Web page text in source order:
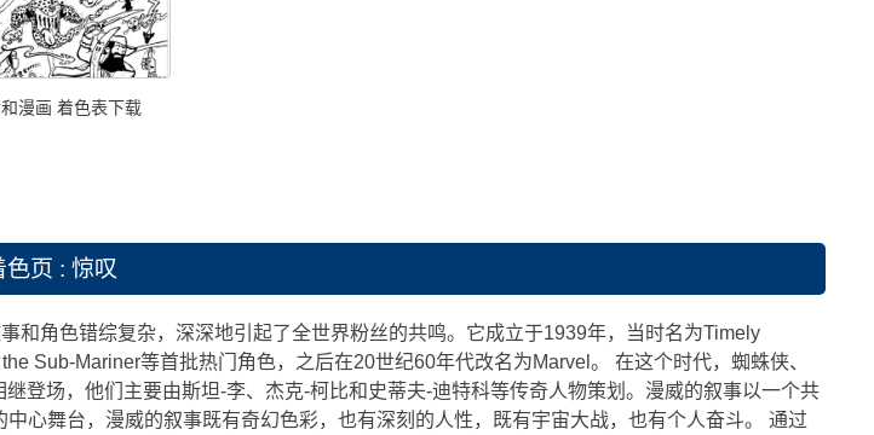
漫画 着色表下载
页 : 惊叹
和角色错综复杂，深深地引起了全世界粉丝的共鸣。它成立于1939年，当时名为Timely
Sub-Mariner等首批热门角色，之后在20世纪60年代改名为Marvel。 在这个时代，蜘蛛侠、
登场，他们主要由斯坦-李、杰克-柯比和史蒂夫-迪特科等传奇人物策划。漫威的叙事以一个共
心舞台，漫威的叙事既有奇幻色彩，也有深刻的人性，既有宇宙大战，也有个人奋斗。 通过